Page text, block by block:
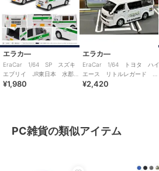
エラカ―
EraCar 1/64 SP スズキ
エブリイ JR東日本 水郡線
営業所（日本限定）
¥1,980
エラカ―
EraCar 1/64 トヨタ ハイ
エース リトルレガード
15th ANNIVERSARY
¥2,420
PC雑貨の類似アイテム